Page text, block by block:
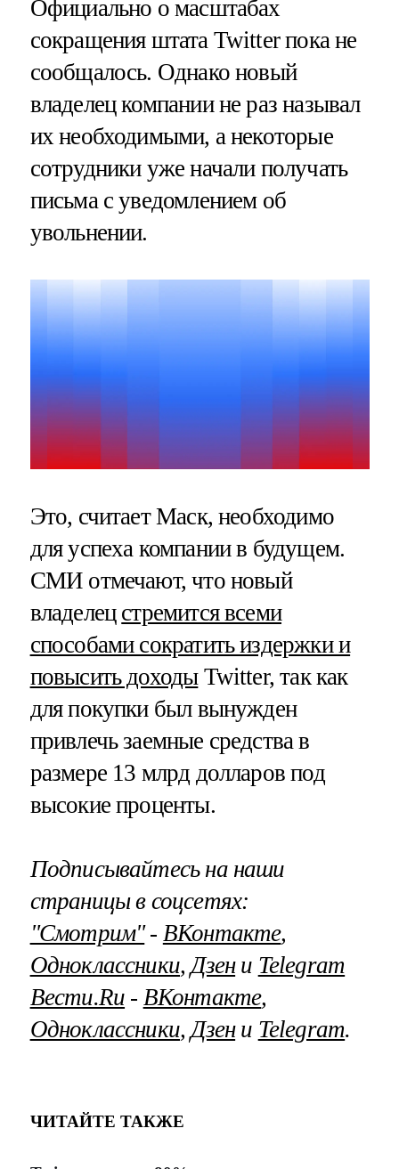
Официально о масштабах
сокращения штата Twitter пока не
сообщалось. Однако новый
владелец компании не раз называл
их необходимыми, а некоторые
сотрудники уже начали получать
письма с уведомлением об
увольнении.
Это, считает Маск, необходимо
для успеха компании в будущем.
СМИ отмечают, что новый
владелец стремится всеми
способами сократить издержки и
повысить доходыTwitter, так как
для покупки был вынужден
привлечь заемные средства в
размере 13 млрд долларов под
высокие проценты.
Подписывайтесь на наши
страницы в соцсетях:
"Смотрим"‐ ВКонтакте,
Одноклассники, Дзени Telegram
Вести.Ru ‐ ВКонтакте,
Одноклассники, Дзени Telegram.
ЧИТАЙТЕ ТАКЖЕ